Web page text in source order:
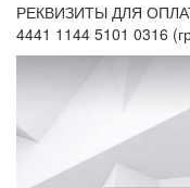
РЕКВИЗИТЫ ДЛЯ
4441 1144 5101 0316